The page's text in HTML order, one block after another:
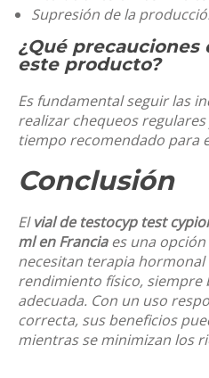
Supresión de la
¿Qué
este producto?
Es fundamental seguir las
realizar chequeos
tiempo recomendado para
Conclusión
Elvial de testocyp test
ml en Franciaes una opción
necesitan terapia
rendimiento físico, siempre
adecuada. Con un uso
correcta, sus beneficios
mientras se minimizan los